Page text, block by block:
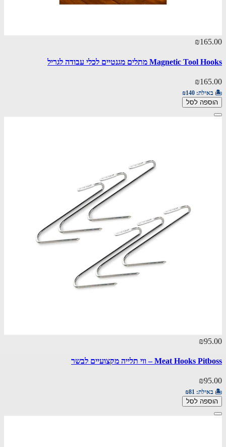
₪165.00
Magnetic Tool Hooks מתלים מגנטיים לכלי עבודה לגריל
₪165.00
🏝️ באילת: ₪140
הוספה לסל
₪95.00
Meat Hooks Pitboss – ווי תלייה מקצועיים לבשר
₪95.00
🏝️ באילת: ₪81
הוספה לסל